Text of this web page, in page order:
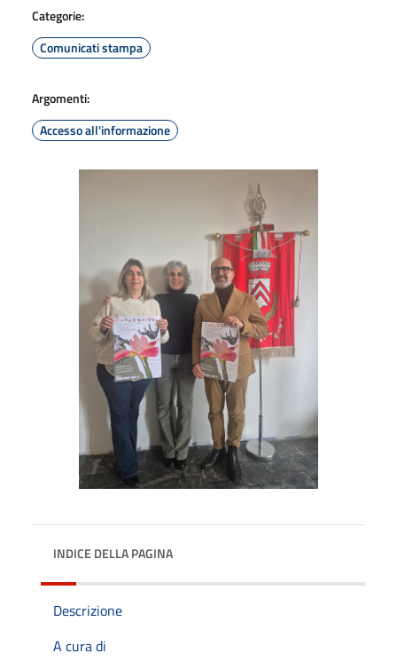
Categorie:
Comunicati stampa
Argomenti:
Accesso all'informazione
INDICE DELLA PAGINA
Descrizione
A cura di